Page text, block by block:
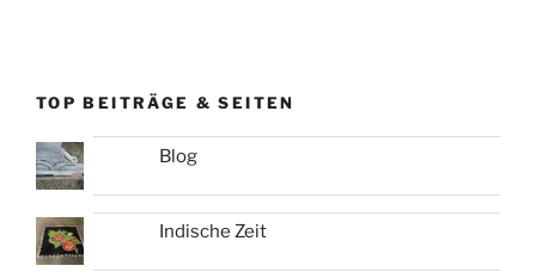
TOP BEITRÄGE & SEITEN
Blog
Indische Zeit